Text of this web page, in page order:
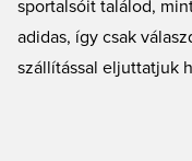
sportalsóit találod,
adidas, így csak
szállítással eljuttatjuk